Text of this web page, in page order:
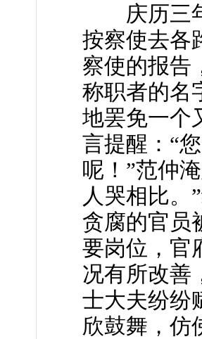
庆历三年
按察使去各
察使的报告
称职者的名
地罢免一个
言提醒：“
呢！”范仲
人哭相比。
贪腐的官员
要岗位，官
况有所改善
士大夫纷纷
欣鼓舞，仿